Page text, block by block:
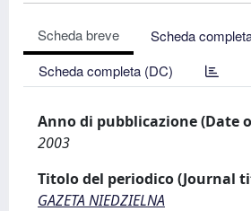
Scheda breve
Scheda
Scheda completa (DC)
Anno di pubblicazione (Date
2003
Titolo del periodico (Journal
GAZETA NIEDZIELNA